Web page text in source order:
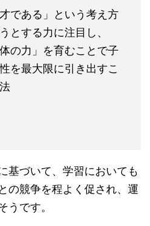
である」という考え方
とする力に注目し、
の力」を育むことで子
を最大限に引き出すこ
基づいて、学習においても
の競争を程よく促され、運
うです。